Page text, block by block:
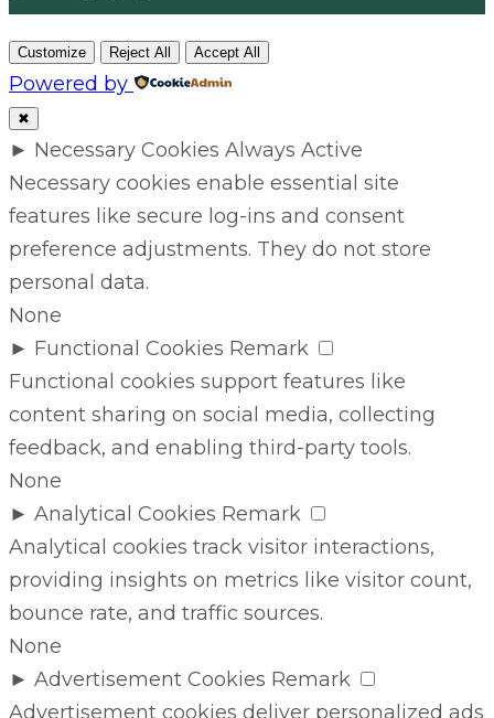
Customize Reject All Accept All
Powered by
✖
► Necessary Cookies Always Active
Necessary cookies enable essential site
features like secure log-ins and consent
preference adjustments. They do not store
personal data.
None
► Functional Cookies Remark
Functional cookies support features like
content sharing on social media, collecting
feedback, and enabling third-party tools.
None
► Analytical Cookies Remark
Analytical cookies track visitor interactions,
providing insights on metrics like visitor count,
bounce rate, and traffic sources.
None
► Advertisement Cookies Remark
Advertisement cookies deliver personalized ads